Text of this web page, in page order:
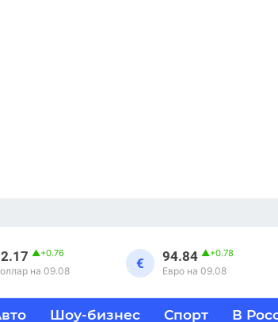
▲+0.76
на 09.08 € 94.84 ▲+0.78
Евро на 09.08
Шоу-бизнес Спорт В